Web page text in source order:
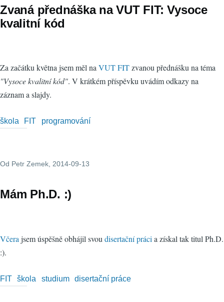
Zvaná přednáška na VUT FIT: Vysoce
kvalitní kód
Za začátku května jsem měl naVUT FITzvanou přednášku na téma
"Vysoce kvalitní kód". V krátkém příspěvku uvádím odkazy na
záznam a slajdy.
škola FIT programování
Od Petr Zemek, 2014-09-13
Mám Ph.D. :)
Včerajsem úspěšně obhájil svoudisertační prácia získal tak titul Ph.D.
:).
FIT škola studium disertační práce